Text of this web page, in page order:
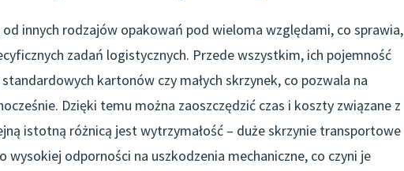
innych rodzajów opakowań pod wieloma względami, co sprawia,
zadań logistycznych. Przede wszystkim, ich pojemność
kartonów czy małych skrzynek, co pozwala na
Dzięki temu można zaoszczędzić czas i koszty związane z
istotną różnicą jest wytrzymałość – duże skrzynie transportowe
wysokiej odporności na uszkodzenia mechaniczne, co czyni je